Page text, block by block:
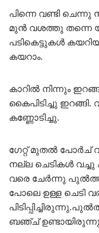
പിന്നെ വണ്ടി
മുൻ വശത്തു തന്നെ
പടികെട്ടുകൾ
കയറാം.
കാറിൽ നിന്നും
കൈപിടിച്ചു
കണ്ണോടിച്ചു.
ഗേറ്റ് മുതൽ പോർച്
നല്ല ചെടികൾ വച്ചു
വരെ ചേർന്നു
പോലെ ഉള്ള ചെടി
ബഞ്ച്